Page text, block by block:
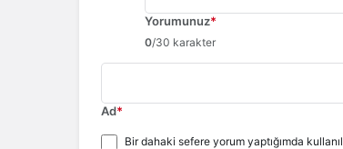
Yorumunuz*
0/30 karakter
Ad*
Bir dahaki sefere yorum yaptığımda